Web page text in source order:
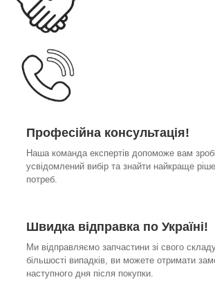
Професійна консультація!
Наша команда експертів допоможе вам
усвідомлений вибір та знайти найкраще
потреб.
Швидка відправка по Україні!
Ми відправляємо запчастини зі свого
більшості випадків, ви можете отримати
наступного дня після покупки.